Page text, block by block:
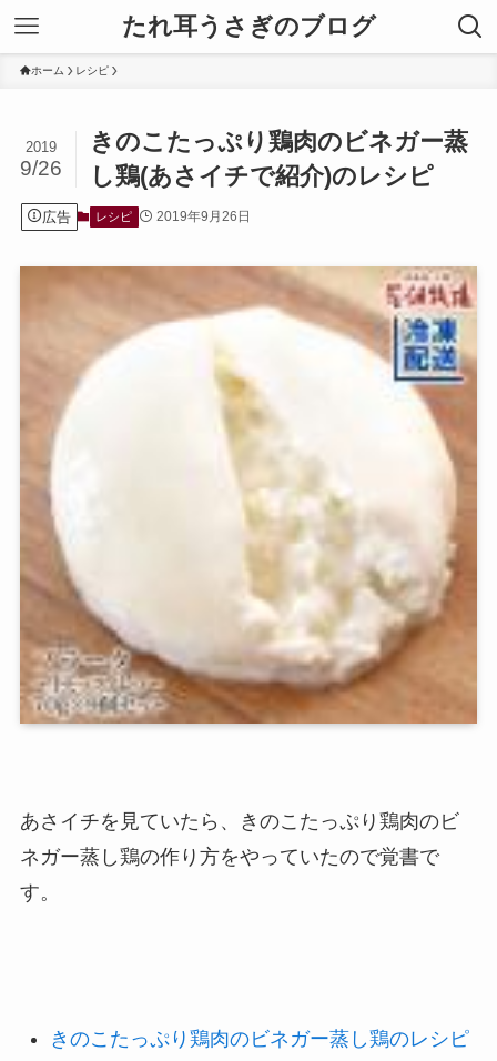
たれ耳うさぎのブログ
ホーム レシピ
きのこたっぷり鶏肉のビネガー蒸
し鶏(あさイチで紹介)のレシピ
2019
9/26
広告 レシピ 2019年9月26日
あさイチを見ていたら、きのこたっぷり鶏肉のビ
ネガー蒸し鶏の作り方をやっていたので覚書で
す。
きのこたっぷり鶏肉のビネガー蒸し鶏のレシピ